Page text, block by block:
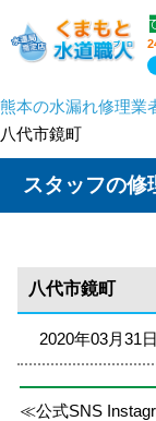
熊本の水漏れ修理業
八代市鏡町
スタッフの修
八代市鏡町
2020年03月31
≪公式SNS